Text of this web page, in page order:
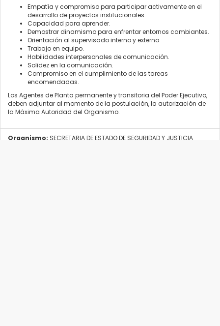
Empatía y compromiso para participar activamente en el
desarrollo de proyectos institucionales.
Capacidad para aprender.
Demostrar dinamismo para enfrentar entornos cambiantes.
Orientación al supervisado interno y externo
Trabajo en equipo.
Habilidades interpersonales de comunicación.
Solidez en la comunicación.
Compromiso en el cumplimiento de las tareas
encomendadas.
Los Agentes de Planta permanente y transitoria del Poder Ejecutivo,
deben adjuntar al momento de la postulación, la autorización de
la Máxima Autoridad del Organismo.
Organismo: SECRETARIA DE ESTADO DE SEGURIDAD Y JUSTICIA